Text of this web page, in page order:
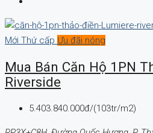
Mới Thứ cấp Ưu đãi nóng
Mua Bán Căn Hộ 1PN
Riverside
5.403.840.000đ/(103tr/m2)